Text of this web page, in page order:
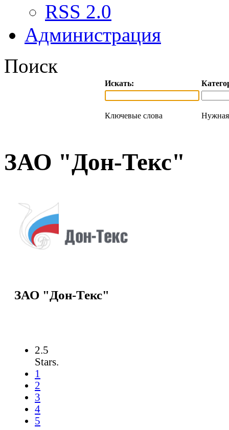
RSS 2.0
Администрация
Поиск
Искать:
Ключевые слова Нужная
ЗАО "Дон-Текс"
ЗАО "Дон-Текс"
2.5
Stars.
1
2
3
4
5